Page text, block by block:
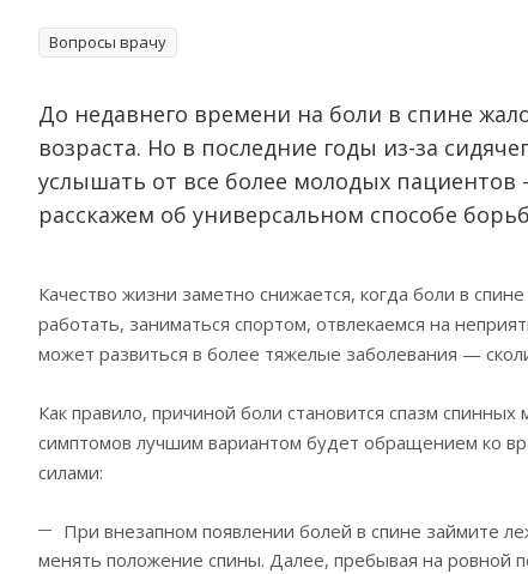
Вопросы врачу
До недавнего времени на боли в спине
возраста. Но в последние годы из-за
услышать от все более молодых
расскажем об универсальном способе
Качество жизни заметно снижается, когда боли в
работать, заниматься спортом, отвлекаемся на
может развиться в более тяжелые заболевания —
Как правило, причиной боли становится спазм
симптомов лучшим вариантом будет обращением ко
силами:
При внезапном появлении болей в спине займите
менять положение спины. Далее, пребывая на ровной